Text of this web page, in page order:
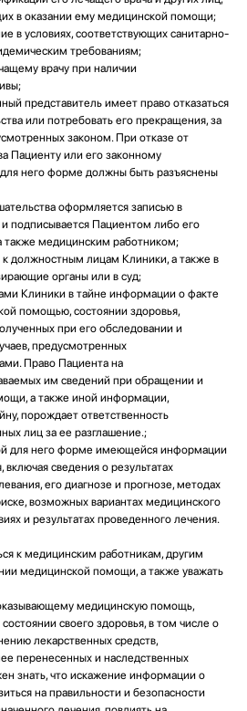
фото-, аудио- и
работы, в рекламных и
отсутствия данных,
образом
Договору, несет
законодательством
за неисполнение или
причиной которого
Договора, а также по
результат предоставляемых
недостоверной
от лечения;
побочных эффектов,
третьих лиц после оказания
индивидуальными
за оказанные услуги
дальнейшее оказание
оплаты Пациентом уже
Клиники Пациент обязан
объеме в соответствии с
СИТУАЦИЙ
в связи с исполнением
урегулировать путём
обратиться в Клинику с
через регистратуру
электронной почты Клиники.
Пациента в срок
и направляет ответ
ответом Клиники или ответ
обратиться в
или в судебные органы
законодательством.
Пациента
средств, бесплатного
иным способом по
осуществляется
до 10 (десяти) рабочих
в силу с момента её
сайте и действует
новой редакцией.
означает полное и
и равносилен